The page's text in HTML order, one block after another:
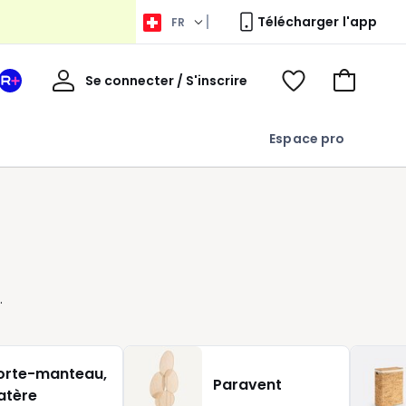
FR Télécharger l'app
Espace pro
Votre
Se connecter / S'inscrire
Bienvenue
Voir
Aller
manteau,
Paravent